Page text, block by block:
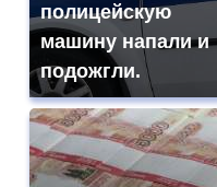
полицейскую
машину напали и
подожгли.